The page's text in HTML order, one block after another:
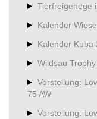
Tierfreigehege
Kalender
Kalender Kuba
Wildsau
Vorstellung:
75 AW
Vorstellung: